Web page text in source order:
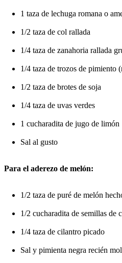
1 taza de lechuga romana o
1/2 taza de col rallada
1/4 taza de zanahoria rallada
1/4 taza de trozos de pimiento
1/2 taza de brotes de soja
1/4 taza de uvas verdes
1 cucharadita de jugo de limón
Sal al gusto
Para el aderezo de melón:
1/2 taza de puré de melón
1/2 cucharadita de semillas de
1/4 taza de cilantro picado
Sal y pimienta negra recién